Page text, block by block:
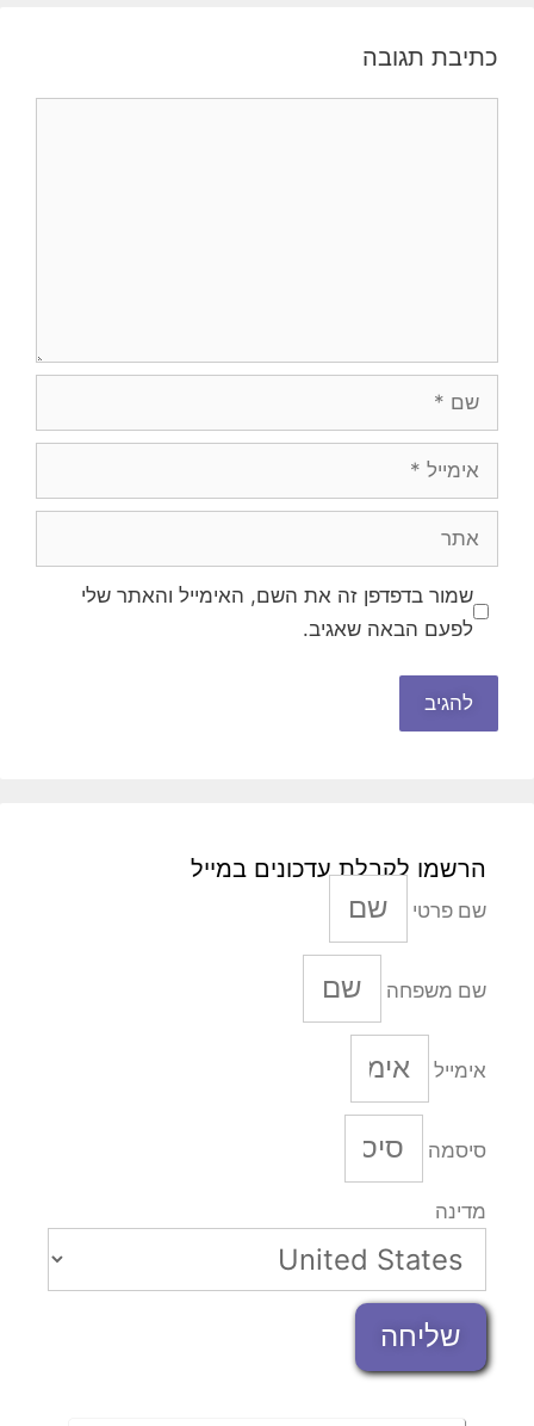
כתיבת תגובה
שמור בדפדפן זה את השם, האימייל והאתר שלי
לפעם הבאה שאגיב.
הרשמו לקבלת עדכונים במייל
שם פרטי
שם משפחה
אימייל
סיסמה
מדינה
שליחה